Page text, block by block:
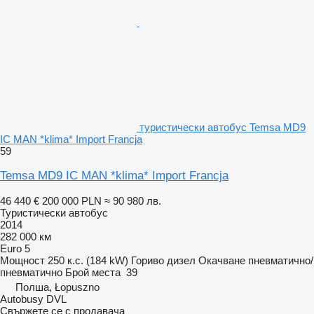
туристически автобус Temsa MD9
IC MAN *klima* Import Francja
59
Temsa MD9 IC MAN *klima* Import Francja
46 440 € 200 000 PLN ≈ 90 980 лв.
Туристически автобус
2014
282 000 км
Euro 5
Мощност 250 к.с. (184 kW) Гориво дизел Окачване пневматично/
пневматично Брой места 39
Полша, Łopuszno
Autobusy DVL
Свържете се с продавача